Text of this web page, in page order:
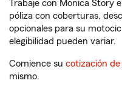
Trabaje con Monica Story
póliza con coberturas,
opcionales para su
elegibilidad pueden variar.
Comience su cotización
mismo.